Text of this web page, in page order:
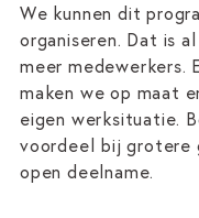
We kunnen dit
organiseren. Dat is
meer medewerkers.
maken we op maat
eigen werksituatie.
voordeel bij grotere
open deelname.